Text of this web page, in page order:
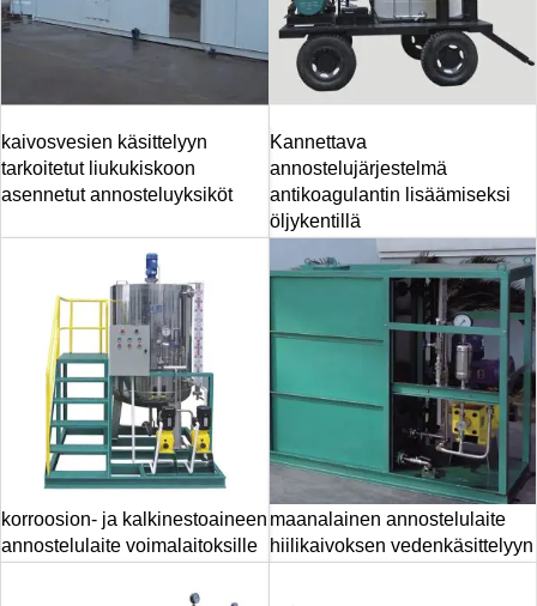
kaivosvesien käsittelyyn
tarkoitetut liukukiskoon
asennetut annosteluyksiköt
Kannettava
annostelujärjestelmä
antikoagulantin lisäämiseksi
öljykentillä
korroosion- ja kalkinestoaineen
annostelulaite voimalaitoksille
maanalainen annostelulaite
hiilikaivoksen vedenkäsittelyyn